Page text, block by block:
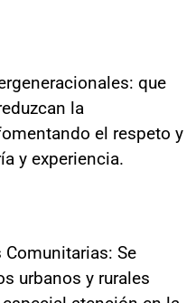
que
la
el respeto y
y experiencia.
Se
urbanos y rurales